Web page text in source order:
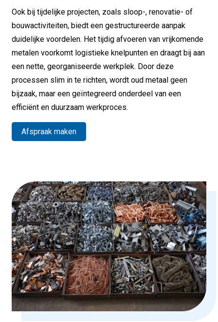
Ook bij tijdelijke projecten, zoals sloop-, renovatie- of
bouwactiviteiten, biedt een gestructureerde aanpak
duidelijke voordelen. Het tijdig afvoeren van vrijkomende
metalen voorkomt logistieke knelpunten en draagt bij aan
een nette, georganiseerde werkplek. Door deze
processen slim in te richten, wordt oud metaal geen
bijzaak, maar een geïntegreerd onderdeel van een
efficiënt en duurzaam werkproces.
Afspraak maken